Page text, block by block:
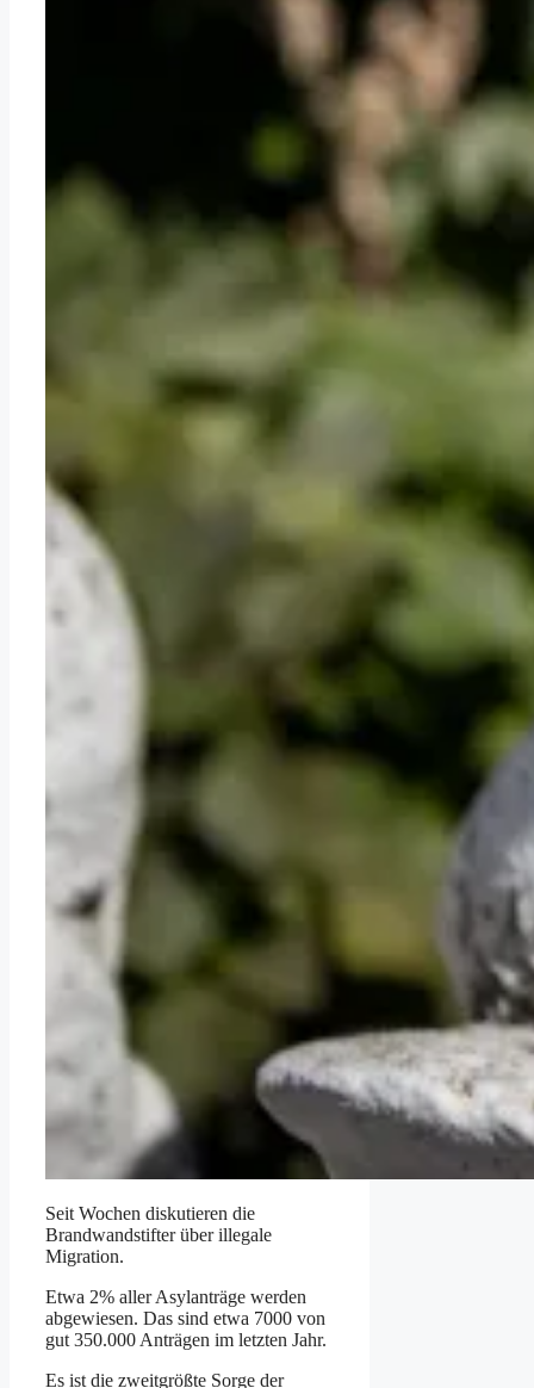
Seit Wochen diskutieren die
Brandwandstifter über illegale
Migration.
Etwa 2% aller Asylanträge werden
abgewiesen. Das sind etwa 7000 von
gut 350.000 Anträgen im letzten Jahr.
Es ist die zweitgrößte Sorge der